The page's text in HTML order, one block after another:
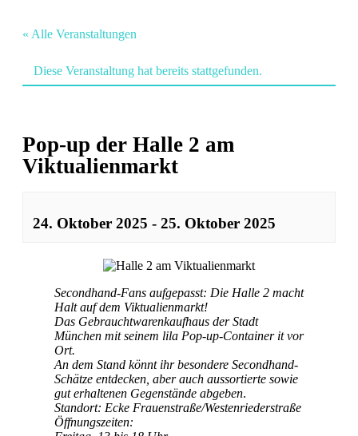
« Alle Veranstaltungen
Diese Veranstaltung hat bereits stattgefunden.
Pop-up der Halle 2 am
Viktualienmarkt
24. Oktober 2025 - 25. Oktober 2025
Veranstaltung
Navigation
Secondhand-Fans aufgepasst: Die Halle 2 macht
Halt auf dem Viktualienmarkt!
Das Gebrauchtwarenkaufhaus der Stadt
München mit seinem lila Pop-up-Container it vor
Ort.
An dem Stand könnt ihr besondere Secondhand-
Schätze entdecken, aber auch aussortierte sowie
gut erhaltenen Gegenstände abgeben.
Standort: Ecke Frauenstraße/Westenriederstraße
Öffnungszeiten: